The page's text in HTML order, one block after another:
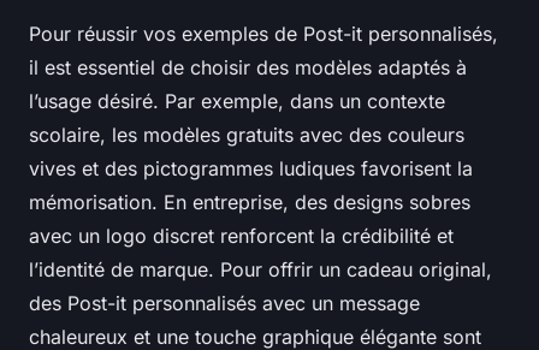
Pour réussir vos exemples de Post-it personnalisés,
il est essentiel de choisir des modèles adaptés à
l’usage désiré. Par exemple, dans un contexte
scolaire, les modèles gratuits avec des couleurs
vives et des pictogrammes ludiques favorisent la
mémorisation. En entreprise, des designs sobres
avec un logo discret renforcent la crédibilité et
l’identité de marque. Pour offrir un cadeau original,
des Post-it personnalisés avec un message
chaleureux et une touche graphique élégante sont